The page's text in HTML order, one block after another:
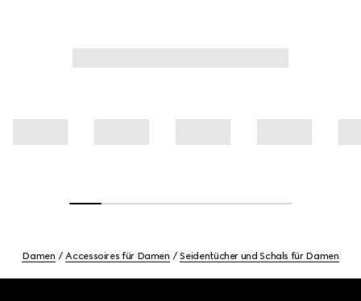
Damen Accessoires für Damen Seidentücher und Schals für Damen